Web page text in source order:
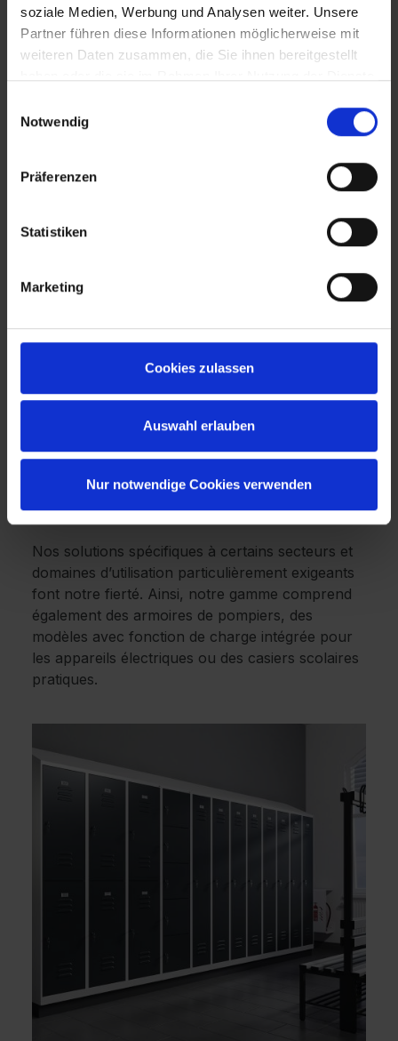
soziale Medien, Werbung und Analysen weiter. Unsere
Partner führen diese Informationen möglicherweise mit
weiteren Daten zusammen, die Sie ihnen bereitgestellt
Notwendig
Präferenzen
Statistiken
Marketing
Cookies zulassen
Auswahl erlauben
Nur notwendige Cookies verwenden
verrouillables C + P : la
perfection dans les moindres
serrures sont compatibles avec l’ensemble de
nos produits. Créons le meuble parfait pour
types d'armoires, des systèmes Smartlocker aux
vestiaires, en passant par les armoires de
vous trouverez toujours ce que vous cherchez
avec, en prime, les meilleurs conseils.
Nos solutions spécifiques à certains secteurs et
domaines d’utilisation particulièrement exigeants
font notre fierté. Ainsi, notre gamme comprend
également des armoires de pompiers, des
modèles avec fonction de charge intégrée pour
les appareils électriques ou des casiers scolaires
pratiques.